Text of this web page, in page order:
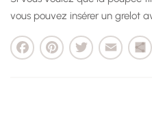
vous pouvez insérer un grelot